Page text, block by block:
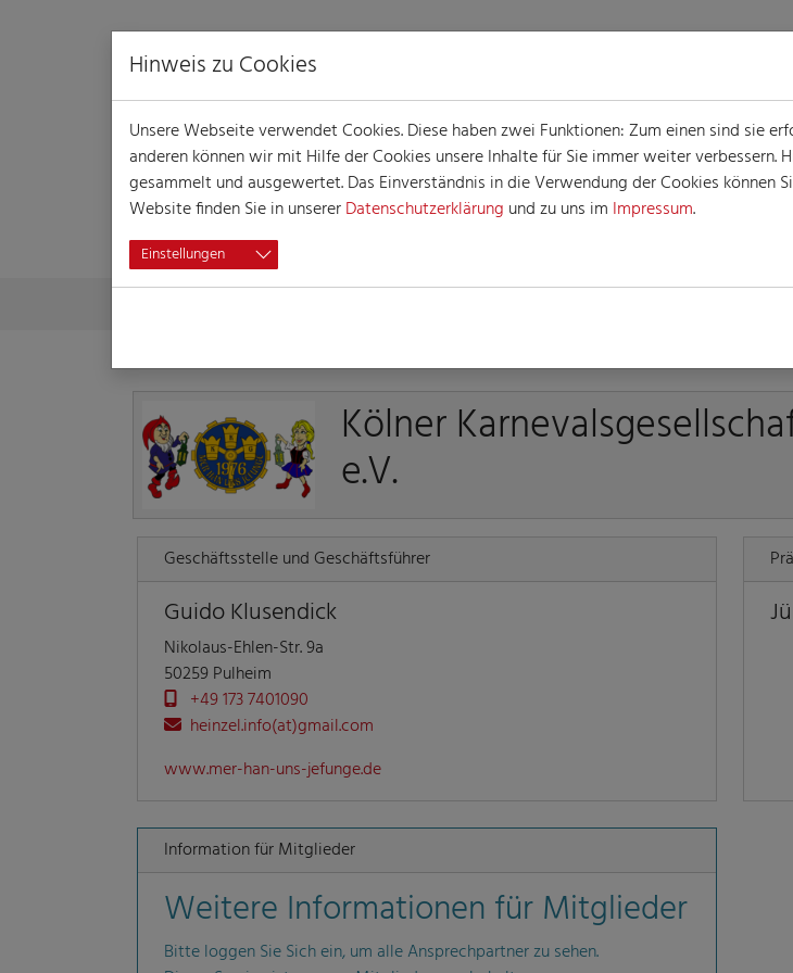
DETAILLIERTE INFORMATIONEN
Skip to main contentYou are here:
Kölner
e.V.
Geschäftsstelle und Geschäftsführer
Guido Klusendick
Nikolaus-Ehlen-Str. 9a
50259 Pulheim
+49 173 7401090
heinzel.info(at)gmail.com
www.mer-han-uns-jefunge.de
Information für Mitglieder
Weitere Informationen für Mitglieder
Bitte loggen Sie Sich ein, um alle Ansprechpartner zu sehen.
Hinweis zu Cookies
Unsere Webseite verwendet Cookies. Diese haben zwei Funktionen: Zum einen sind sie
anderen können wir mit Hilfe der Cookies unsere Inhalte für Sie immer weiter
gesammelt und ausgewertet. Das Einverständnis in die Verwendung der Cookies
Website finden Sie in unsererDatenschutzerklärung und zu uns im Impressum.
Einstellungen